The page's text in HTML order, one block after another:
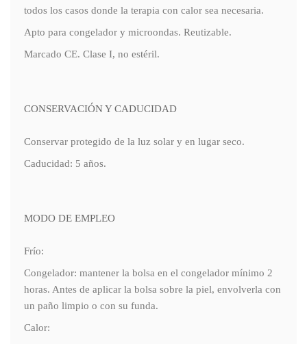
todos los casos donde la terapia con calor sea necesaria.
Apto para congelador y microondas. Reutizable.
Marcado CE. Clase I, no estéril.
CONSERVACIÓN Y CADUCIDAD
Conservar protegido de la luz solar y en lugar seco.
Caducidad: 5 años.
MODO DE EMPLEO
Frío:
Congelador: mantener la bolsa en el congelador mínimo 2
horas. Antes de aplicar la bolsa sobre la piel, envolverla con
un paño limpio o con su funda.
Calor: